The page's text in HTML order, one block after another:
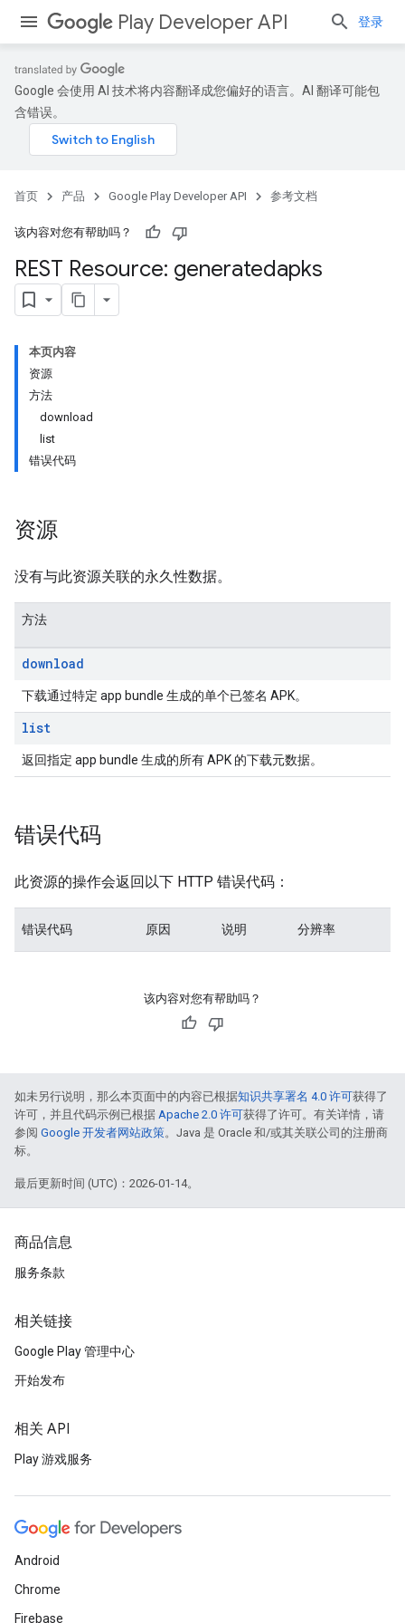
Play Developer API 登录
Google 会使用 AI 技术将内容翻译成您偏好的语言。AI 翻译可能包
含错误。
首页 产品 Google Play Developer API 参考文档
该内容对您有帮助吗？
REST Resource: generatedapks
本页内容
资源
方法
download
list
错误代码
资源
没有与此资源关联的永久性数据。
方法
download
下载通过特定 app bundle 生成的单个已签名 APK。
list
返回指定 app bundle 生成的所有 APK 的下载元数据。
错误代码
此资源的操作会返回以下 HTTP 错误代码：
错误代码 原因 说明 分辨率
该内容对您有帮助吗？
如未另行说明，那么本页面中的内容已根据知识共享署名 4.0 许可获得了
许可，并且代码示例已根据 Apache 2.0 许可获得了许可。有关详情，请
参阅 Google 开发者网站政策。Java 是 Oracle 和/或其关联公司的注册商
标。
最后更新时间 (UTC)：2026-01-14。
商品信息
服务条款
相关链接
Google Play 管理中心
开始发布
相关 API
Play 游戏服务
Android
Chrome
Firebase